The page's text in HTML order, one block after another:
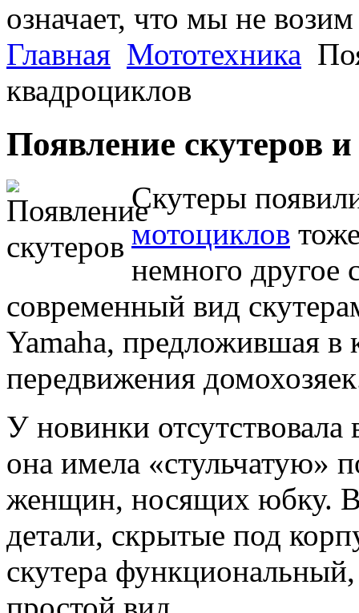
означает, что мы не
Главная Мототехника
квадроциклов
Появление скутеров
Скутеры
мотоциклов
немного
современный вид
Yamaha, предложившая в
передвижения
У новинки
она имела «стульчатую»
женщин, носящих юбку.
детали, скрытые под
скутера